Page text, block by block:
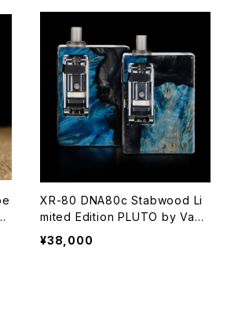
XR-80 DNA80c Stabwood Li
mited Edition PLUTO by Vape
rz Cloud【Authentic】【送料無
料】【カラー各種】【DNA80c Chip
¥38,000